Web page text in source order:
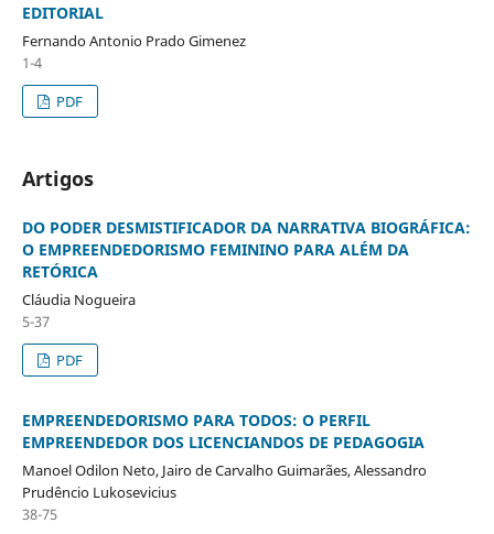
EDITORIAL
Fernando Antonio Prado Gimenez
1-4
PDF
Artigos
DO PODER DESMISTIFICADOR DA NARRATIVA BIOGRÁFICA:
O EMPREENDEDORISMO FEMININO PARA ALÉM DA
RETÓRICA
Cláudia Nogueira
5-37
PDF
EMPREENDEDORISMO PARA TODOS: O PERFIL
EMPREENDEDOR DOS LICENCIANDOS DE PEDAGOGIA
Manoel Odilon Neto, Jairo de Carvalho Guimarães, Alessandro
Prudêncio Lukosevicius
38-75